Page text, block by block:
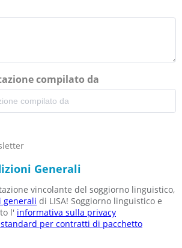
compilato da
Generali
vincolante del soggiorno linguistico,
generali di LISA! Soggiorno linguistico e
l' informativa sulla privacy
per contratti di pacchetto